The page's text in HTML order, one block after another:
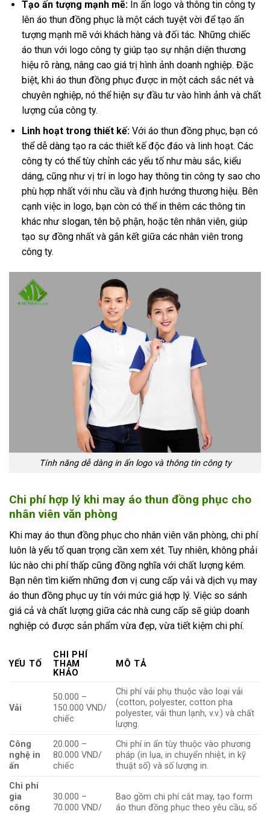
Tạo ấn tượng mạnh mẽ:In ấn logo và thông tin công ty
lên áo thun đồng phục là một cách tuyệt vời để tạo ấn
tượng mạnh mẽ với khách hàng và đối tác. Những chiếc
áo thun với logo công ty giúp tạo sự nhận diện thương
hiệu rõ ràng, nâng cao giá trị hình ảnh doanh nghiệp. Đặc
biệt, khi áo thun đồng phục được in một cách sắc nét và
chuyên nghiệp, nó thể hiện sự đầu tư vào hình ảnh và chất
lượng của công ty.
Linh hoạt trong thiết kế: Với áo thun đồng phục, bạn có
thể dễ dàng tạo ra các thiết kế độc đáo và linh hoạt. Các
công ty có thể tùy chỉnh các yếu tố như màu sắc, kiểu
dáng, cũng như vị trí in logo hay thông tin công ty sao cho
phù hợp nhất với nhu cầu và định hướng thương hiệu. Bên
cạnh việc in logo, bạn còn có thể in thêm các thông tin
khác như slogan, tên bộ phận, hoặc tên nhân viên, giúp
tạo sự đồng nhất và gắn kết giữa các nhân viên trong
công ty.
Tính năng dễ dàng in ấn logo và thông tin công ty
Chi phí hợp lý khi may áo thun đồng phục cho
nhân viên văn phòng
Khi may áo thun đồng phục cho nhân viên văn phòng, chi phí
luôn là yếu tố quan trọng cần xem xét. Tuy nhiên, không phải
lúc nào chi phí thấp cũng đồng nghĩa với chất lượng kém.
Bạn nên tìm kiếm những đơn vị cung cấp vải và dịch vụ may
áo thun đồng phục uy tín với mức giá hợp lý. Việc so sánh
giá cả và chất lượng giữa các nhà cung cấp sẽ giúp doanh
nghiệp có được sản phẩm vừa đẹp, vừa tiết kiệm chi phí.
YẾU TỐ
CHI PHÍ
THAM
KHẢO
MÔ TẢ
Vải
50.000 –
150.000 VND/
chiếc
Chi phí vải phụ thuộc vào loại vải
(cotton, polyester, cotton pha
polyester, vải thun lạnh, v.v.) và chất
lượng.
Công
nghệ in
ấn
20.000 –
80.000 VND/
chiếc
Chi phí in ấn tùy thuộc vào phương
pháp (in lụa, in chuyển nhiệt, in kỹ
thuật số) và số lượng in.
Chi phí
gia
công
30.000 –
70.000 VND/
Bao gồm chi phí cắt may, tạo form
áo thun đồng phục theo yêu cầu, số